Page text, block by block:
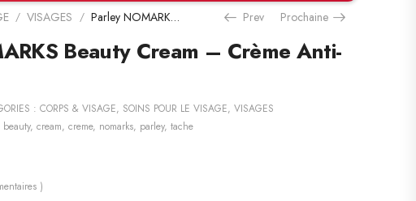
/ VISAGES / Parley NOMARKS Beauty Cream – Crème Anti-taches Prev Prochaine
Beauty Cream – Crème Anti-
: CORPS & VISAGE, SOINS POUR LE VISAGE, VISAGES
beauty, cream, creme, nomarks, parley, tache
)